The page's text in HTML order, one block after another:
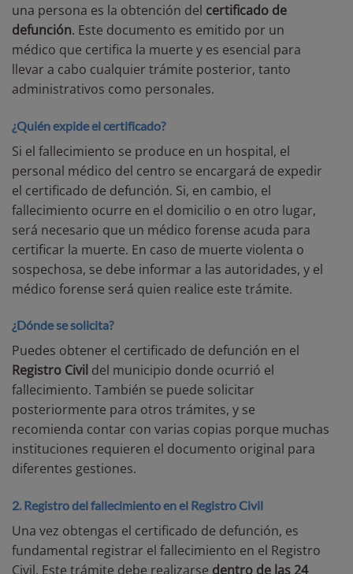
una persona es la obtención del certificado de
defunción. Este documento es emitido por un
médico que certifica la muerte y es esencial para
llevar a cabo cualquier trámite posterior, tanto
administrativos como personales.
¿Quién expide el certificado?
Si el fallecimiento se produce en un hospital, el
personal médico del centro se encargará de expedir
el certificado de defunción. Si, en cambio, el
fallecimiento ocurre en el domicilio o en otro lugar,
será necesario que un médico forense acuda para
certificar la muerte. En caso de muerte violenta o
sospechosa, se debe informar a las autoridades, y el
médico forense será quien realice este trámite.
¿Dónde se solicita?
Puedes obtener el certificado de defunción en el
Registro Civil del municipio donde ocurrió el
fallecimiento. También se puede solicitar
posteriormente para otros trámites, y se
recomienda contar con varias copias porque muchas
instituciones requieren el documento original para
diferentes gestiones.
2. Registro del fallecimiento en el Registro Civil
Una vez obtengas el certificado de defunción, es
fundamental registrar el fallecimiento en el Registro
Civil. Este trámite debe realizarse dentro de las 24